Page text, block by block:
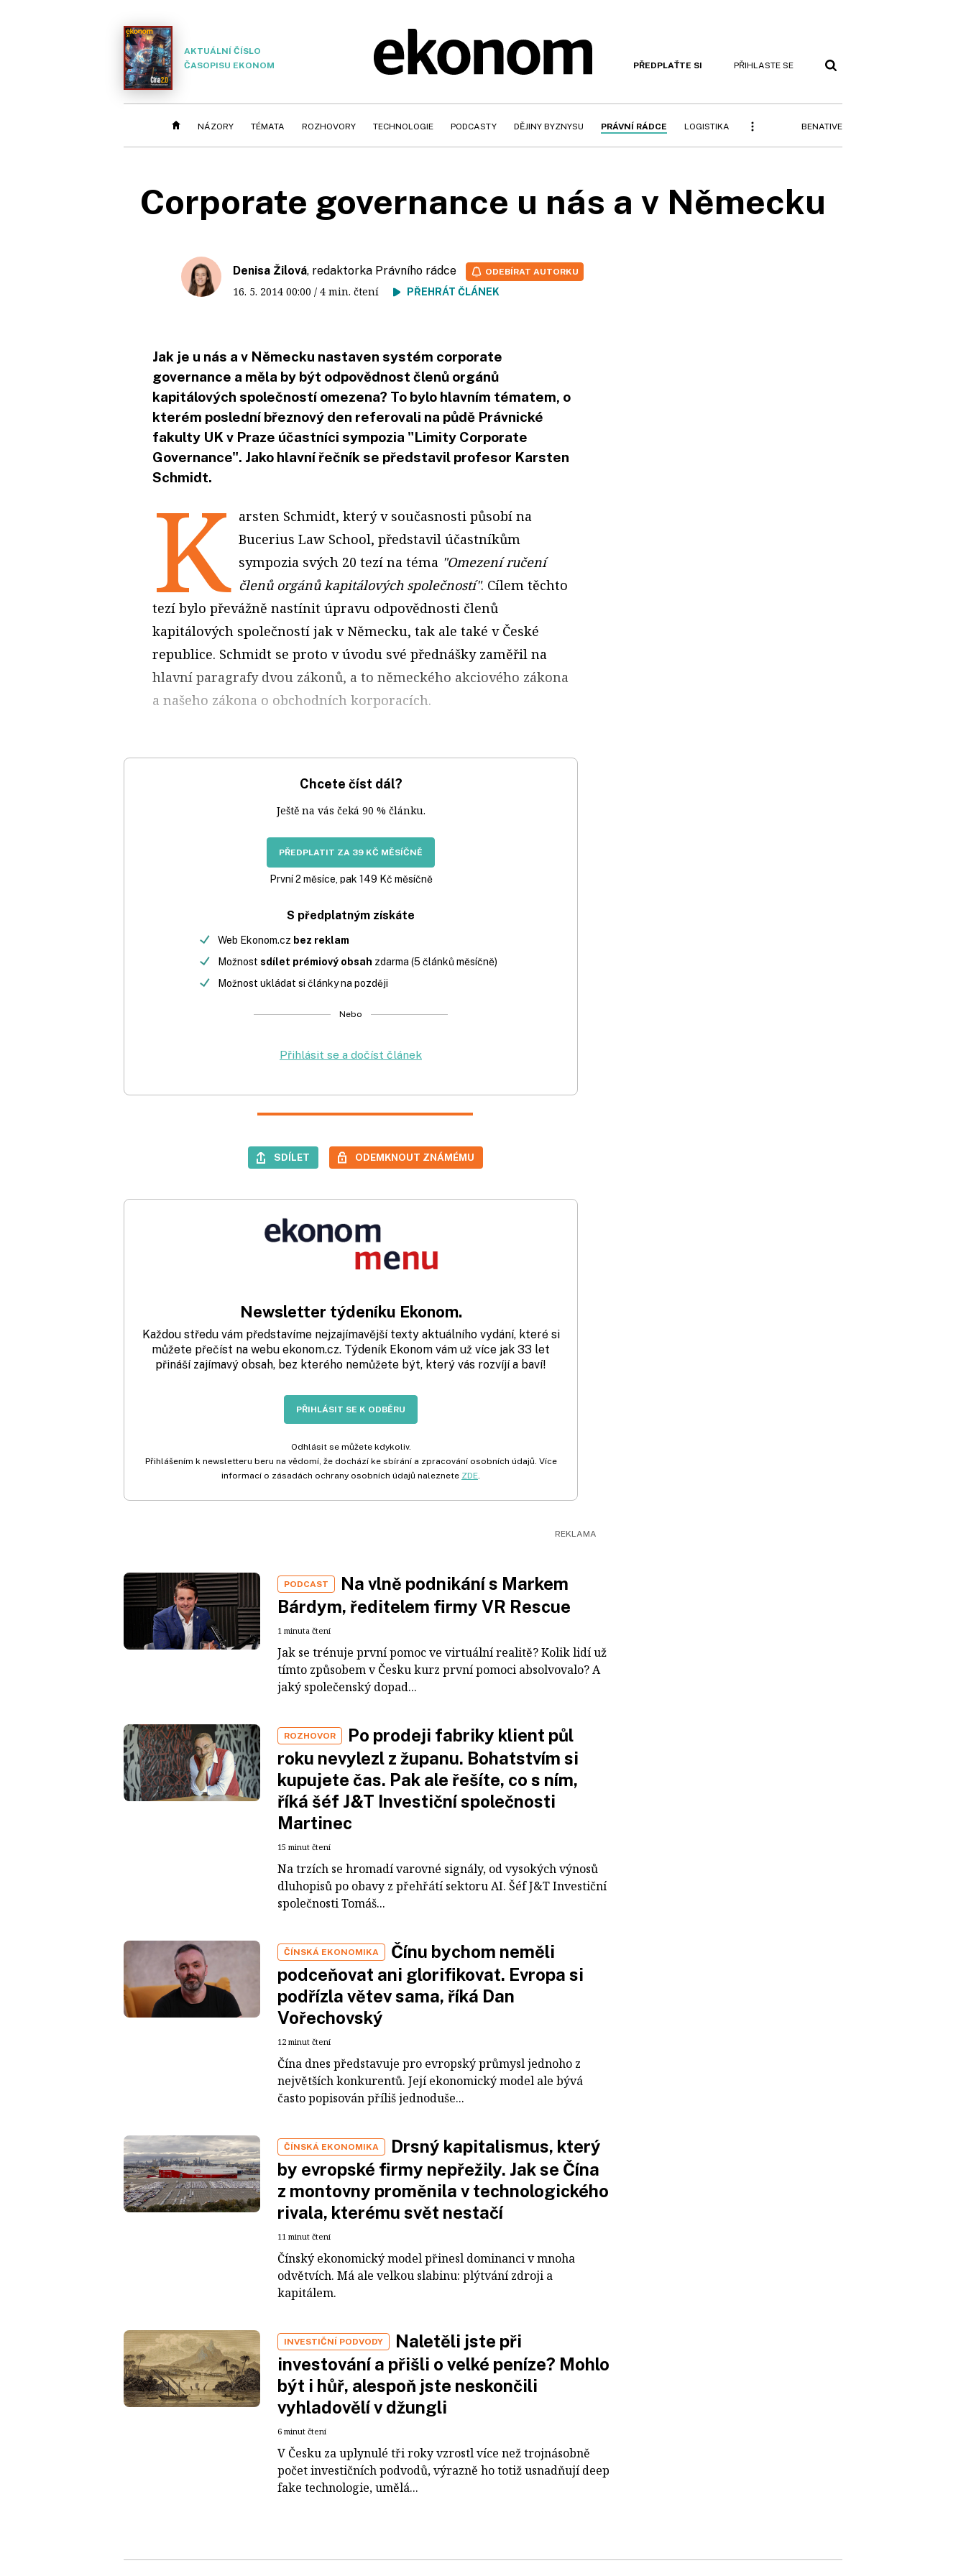
AKTUÁLNÍ ČÍSLO
ČASOPISU EKONOM
PŘEDPLAŤTE SI PŘIHLASTE SE
NÁZORY TÉMATA ROZHOVORY TECHNOLOGIE PODCASTY DĚJINY BYZNYSU PRÁVNÍ RÁDCE LOGISTIKA BENATIVE
Corporate governance u nás a v Německu
Denisa Žilová, redaktorka Právního rádce
16. 5. 2014 00:00 / 4 min. čtení PŘEHRÁT ČLÁNEK
ODEBÍRAT AUTORKU
Jak je u nás a v Německu nastaven systém corporate
governance a měla by být odpovědnost členů orgánů
kapitálových společností omezena? To bylo hlavním tématem, o
kterém poslední březnový den referovali na půdě Právnické
fakulty UK v Praze účastníci sympozia "Limity Corporate
Governance". Jako hlavní řečník se představil profesor Karsten
Schmidt.
K arsten Schmidt, který v současnosti působí na
Bucerius Law School, představil účastníkům
sympozia svých 20 tezí na téma "Omezení ručení
členů orgánů kapitálových společností". Cílem těchto
tezí bylo převážně nastínit úpravu odpovědnosti členů
kapitálových společností jak v Německu, tak ale také v České
republice. Schmidt se proto v úvodu své přednášky zaměřil na
hlavní paragrafy dvou zákonů, a to německého akciového zákona
a našeho zákona o obchodních korporacích.
Chcete číst dál?
Ještě na vás čeká 90 % článku.
PŘEDPLATIT ZA 39 KČ MĚSÍČNĚ
První 2 měsíce, pak 149 Kč měsíčně
S předplatným získáte
Web Ekonom.cz bez reklam
Možnost sdílet prémiový obsah zdarma (5 článků měsíčně)
Možnost ukládat si články na později
Nebo
Přihlásit se a dočíst článek
SDÍLET ODEMKNOUT ZNÁMÉMU
Newsletter týdeníku Ekonom.
Každou středu vám představíme nejzajímavější texty aktuálního vydání, které si
můžete přečíst na webu ekonom.cz. Týdeník Ekonom vám už více jak 33 let
přináší zajímavý obsah, bez kterého nemůžete být, který vás rozvíjí a baví!
PŘIHLÁSIT SE K ODBĚRU
Odhlásit se můžete kdykoliv.
Přihlášením k newsletteru beru na vědomí, že dochází ke sbírání a zpracování osobních údajů. Více
informací o zásadách ochrany osobních údajů naleznete ZDE.
PODCAST
Na vlně podnikání s Markem
Bárdym, ředitelem firmy VR Rescue
1 minuta čtení
Jak se trénuje první pomoc ve virtuální realitě? Kolik lidí už
tímto způsobem v Česku kurz první pomoci absolvovalo? A
jaký společenský dopad...
ROZHOVOR
Po prodeji fabriky klient půl
roku nevylezl z županu. Bohatstvím si
kupujete čas. Pak ale řešíte, co s ním,
říká šéf J&T Investiční společnosti
Martinec
15 minut čtení
Na trzích se hromadí varovné signály, od vysokých výnosů
dluhopisů po obavy z přehřátí sektoru AI. Šéf J&T Investiční
společnosti Tomáš...
ČÍNSKÁ EKONOMIKA
Čínu bychom neměli
podceňovat ani glorifikovat. Evropa si
podřízla větev sama, říká Dan
Vořechovský
12 minut čtení
Čína dnes představuje pro evropský průmysl jednoho z
největších konkurentů. Její ekonomický model ale bývá
často popisován příliš jednoduše...
ČÍNSKÁ EKONOMIKA
Drsný kapitalismus, který
by evropské firmy nepřežily. Jak se Čína
z montovny proměnila v technologického
rivala, kterému svět nestačí
11 minut čtení
Čínský ekonomický model přinesl dominanci v mnoha
odvětvích. Má ale velkou slabinu: plýtvání zdroji a
kapitálem.
INVESTIČNÍ PODVODY
Naletěli jste při
investování a přišli o velké peníze? Mohlo
být i hůř, alespoň jste neskončili
vyhladovělí v džungli
6 minut čtení
V Česku za uplynulé tři roky vzrostl více než trojnásobně
počet investičních podvodů, výrazně ho totiž usnadňují deep
fake technologie, umělá...